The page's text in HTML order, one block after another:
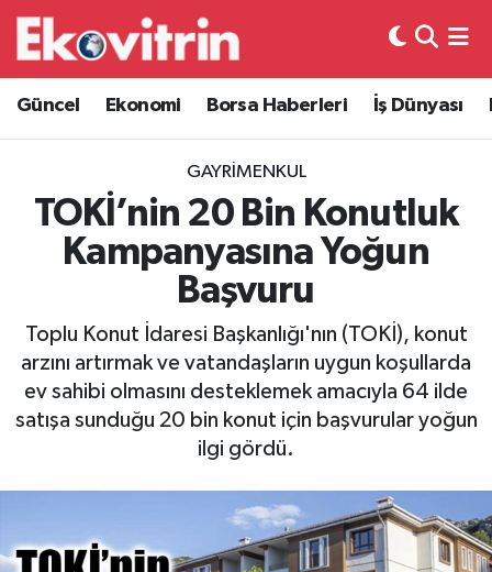
Güncel Ekonomi Borsa Haberleri İş Dünyası
GAYRIMENKUL
TOKİ’nin 20 Bin Konutluk
Kampanyasına Yoğun
Başvuru
Toplu Konut İdaresi Başkanlığı'nın (TOKİ), konut
arzını artırmak ve vatandaşların uygun koşullarda
ev sahibi olmasını desteklemek amacıyla 64 ilde
satışa sunduğu 20 bin konut için başvurular yoğun
ilgi gördü.
Güncel
Ekonomi
Borsa Haberleri
İş Dünyası
Otovitrin
Asayiş
Hava Durumu
Trafik Durumu
Süper Lig Puan Durumu ve Fikstür
Tüm Manşetler
Son Dakika Haberleri
Haber Arşivi